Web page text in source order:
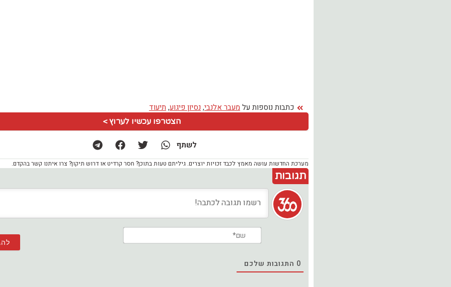
כתבות נוספות עלמעבר אלנבי,נסיון פיגוע,תיעוד
הצטרפו עכשיו לערוץ >
לשתף
מערכת החדשות עושה מאמץ לכבד זכויות יוצרים. גיליתם טעות בתוכן? חסר קרדיט או דרוש תיקון? צרו איתנו קשר בהקדם.
תגובות
0 התגובות שלכם